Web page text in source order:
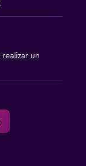
realizar un